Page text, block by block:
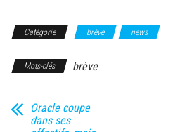
Catégorie brève news
Mots-clés brève
Oracle coupe
dans ses